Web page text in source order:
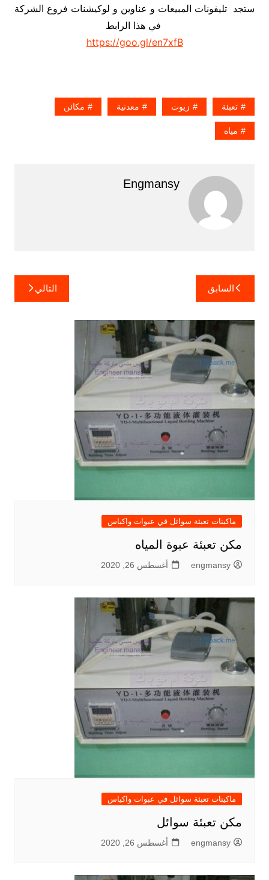
ستجد تليفونات المبيعات و عناوين و لوكيشنات فروع الشركة
في هذا الرابط
https://goo.gl/en7xfB
تعبئة زيوت معدنية مكائن
مياه
Engmansy
تصفّح
المقالات
السابق التالي
ماكينات تعبئة سوائل في عبوات واكياس
مكن تعبئة عبوة المياه
engmansy أغسطس 26, 2020
ماكينات تعبئة سوائل في عبوات واكياس
مكن تعبئة سوائل
engmansy أغسطس 26, 2020